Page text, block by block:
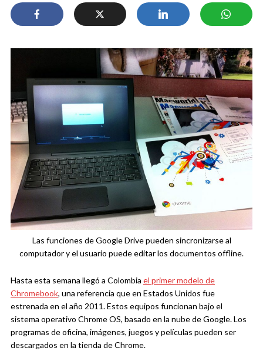
Las funciones de Google Drive pueden sincronizarse al
computador y el usuario puede editar los documentos offline.
Hasta esta semana llegó a Colombia el primer modelo de
Chromebook, una referencia que en Estados Unidos fue
estrenada en el año 2011. Estos equipos funcionan bajo el
sistema operativo Chrome OS, basado en la nube de Google. Los
programas de oficina, imágenes, juegos y películas pueden ser
descargados en la tienda de Chrome.